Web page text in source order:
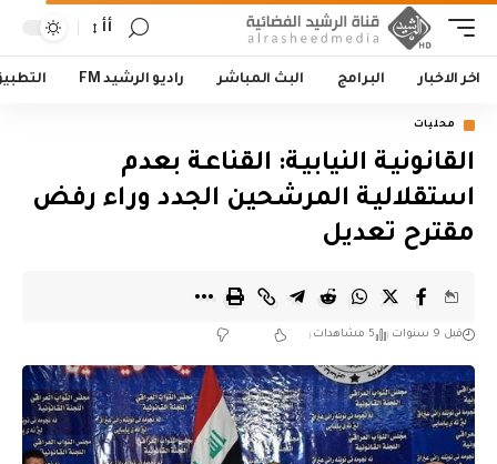
أأ
اخر الاخبار البرامج البث المباشر راديو الرشيد FM
محليات
القانونيـة النيابيـة: القناعـة بعدم
استقلاليـة المرشحين الجدد وراء رفض
مقترح تعديل
قبل 9 سنوات 5 مشاهدات